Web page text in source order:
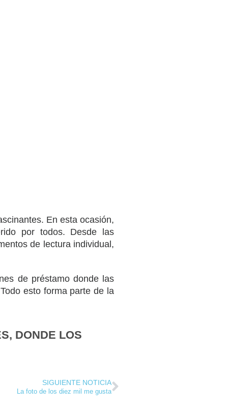
En esta ocasión,
por todos. Desde las
de lectura individual,
de préstamo donde las
esto forma parte de la
DONDE LOS
SIGUIENTE NOTICIA
La foto de los diez mil me gusta